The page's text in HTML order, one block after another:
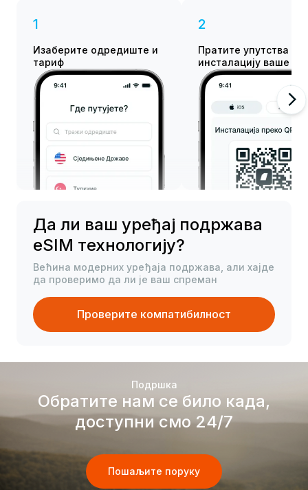
1
Изаберите одредиште и
тариф
2
Пратите упутства за
инсталацију ваше
Да ли ваш уређај подржава
eSIM технологију?
Већина модерних уређаја подржава, али хајде
да проверимо да ли је ваш спреман
Проверите компатибилност
Подршка
Обратите нам се било када,
доступни смо 24/7
Пошаљите поруку